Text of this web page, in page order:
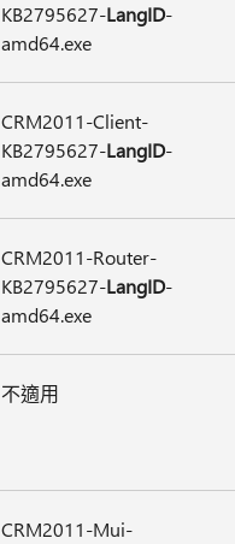
KB2795627-LangID-
amd64.exe
CRM2011-Client-
KB2795627-LangID-
amd64.exe
CRM2011-Router-
KB2795627-LangID-
amd64.exe
不適用
CRM2011-Mui-